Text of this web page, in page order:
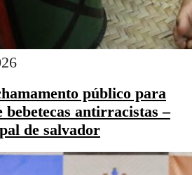
público para
bebetecas antirracistas –
de salvador